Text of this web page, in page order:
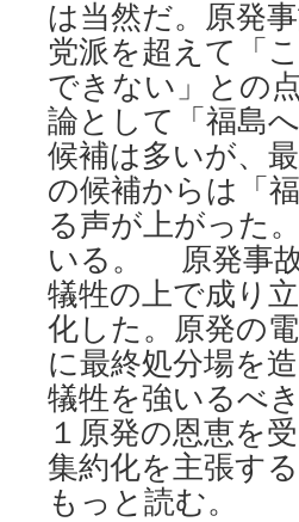
は当然だ。原発
党派を超えて「
できない」との
論として「福島
候補は多いが、
の候補からは「
る声が上がった
いる。 原発事
犠牲の上で成り
化した。原発の
に最終処分場を
犠牲を強いるべ
１原発の恩恵を
集約化を主張す
もっと読む。